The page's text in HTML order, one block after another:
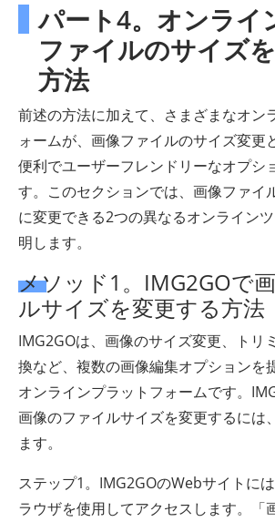
パート4。オンライ
ファイルのサイズ
方法
前述の方法に加えて、さまざまなオン
ォームが、画像ファイルのサイズ変更
便利でユーザーフレンドリーなオプシ
す。このセクションでは、画像ファイ
に変更できる2つの異なるオンライン
明します。
メソッド1。IMG2GOで
ルサイズを変更する方法
IMG2GOは、画像のサイズ変更、トリ
換など、複数の画像編集オプションを
オンラインプラットフォームです。
画像のファイルサイズを変更するには
ます。
ステップ1。IMG2GOのWebサイトに
ラウザを使用してアクセスします。「